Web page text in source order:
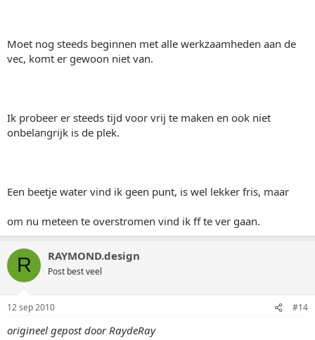
Moet nog steeds beginnen met alle werkzaamheden aan de
vec, komt er gewoon niet van.
Ik probeer er steeds tijd voor vrij te maken en ook niet
onbelangrijk is de plek.
Een beetje water vind ik geen punt, is wel lekker fris, maar
om nu meteen te overstromen vind ik ff te ver gaan.
R RAYMOND.design
Post best veel
12 sep 2010 #14
origineel gepost door RaydeRay